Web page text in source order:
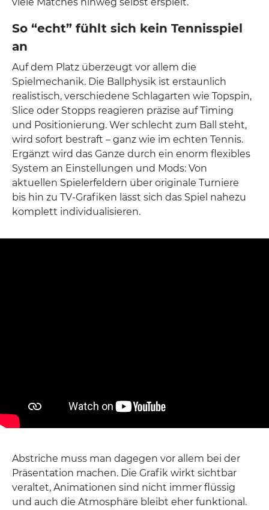
So “echt” fühlt sich kein Tennisspiel
an
Auf dem Platz überzeugt vor allem die
Spielmechanik. Die Ballphysik ist erstaunlich
realistisch, verschiedene Schlagarten wie Topspin,
Slice oder Stopps reagieren präzise auf Timing
und Positionierung. Wer schlecht zum Ball steht,
wird sofort bestraft – ganz wie im echten Tennis.
Ergänzt wird das Ganze durch ein enorm flexibles
System an Einstellungen und Mods: Von
aktuellen Spielerfeldern über originale Turniere
bis hin zu TV-Grafiken lässt sich das Spiel nahezu
komplett individualisieren.
Abstriche muss man dagegen vor allem bei der
Präsentation machen. Die Grafik wirkt sichtbar
veraltet, Animationen sind nicht immer flüssig
und auch die Atmosphäre bleibt eher funktional.